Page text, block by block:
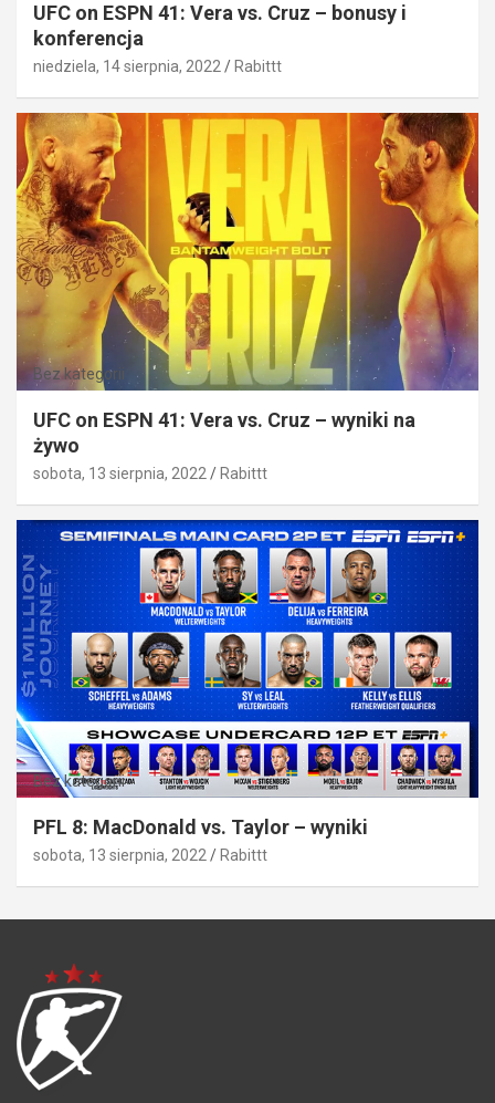
UFC on ESPN 41: Vera vs. Cruz – bonusy i
konferencja
niedziela, 14 sierpnia, 2022 Rabittt
Bez kategorii
UFC on ESPN 41: Vera vs. Cruz – wyniki na
żywo
sobota, 13 sierpnia, 2022 Rabittt
Bez kategorii
PFL 8: MacDonald vs. Taylor – wyniki
sobota, 13 sierpnia, 2022 Rabittt